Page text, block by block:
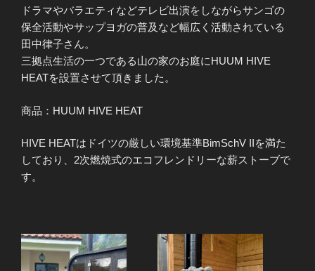
ドラマやバラエティなどテレビ出演をしながらサンゴの
保全活動やサップヨガの普及など幅広く活動されている
田中律子さん。
三拠点生活の一つである山の家のお庭にHUUM HIVE
HEATを設置させて頂きました。
商品：HUUM HIVE HEAT
HIVE HEATはドイツの厳しい環境基準BimSchV IIを満た
しており、2次燃焼式のエコフレンドリーな薪ストーブで
す。